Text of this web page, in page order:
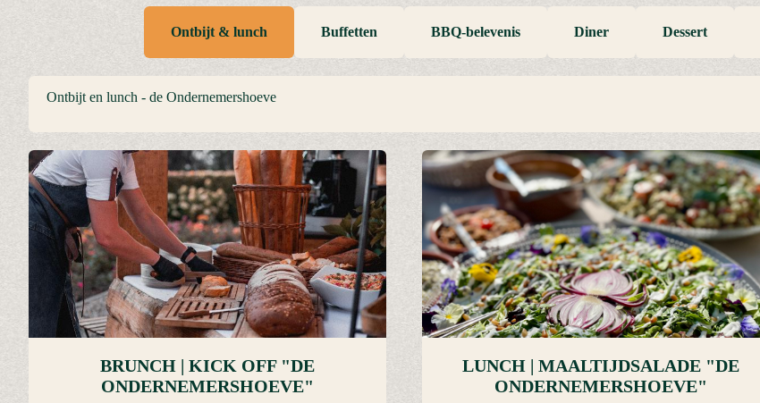
Ontbijt & lunch Buffetten BBQ-belevenis Diner Dessert
Ontbijt en lunch - de Ondernemershoeve
BRUNCH | KICK OFF "DE
ONDERNEMERSHOEVE"
LUNCH | MAALTIJDSALADE "DE
ONDERNEMERSHOEVE"